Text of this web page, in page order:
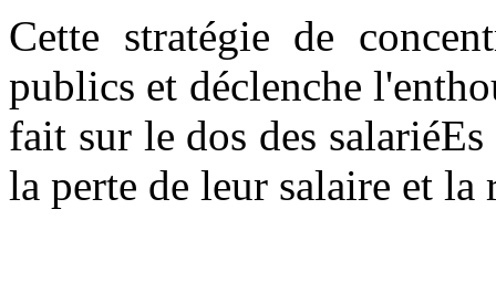
Cette stratégie de
publics et déclenche
fait sur le dos des
la perte de leur salaire et